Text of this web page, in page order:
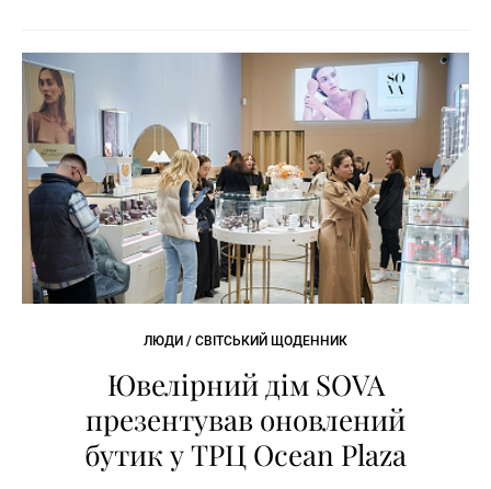
ЛЮДИ / СВІТСЬКИЙ ЩОДЕННИК
Ювелірний дім SOVA
презентував оновлений
бутик у ТРЦ Ocean Plaza